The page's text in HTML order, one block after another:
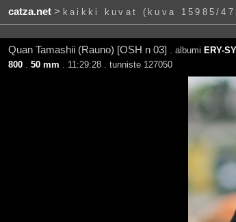
catza.net> kaikki kuvat (kuva 15985/
Quan Tamashii (Rauno) [OSH n 03]
. albumi ERY-
800. 50 mm . 11:29:28 . tunniste 127050